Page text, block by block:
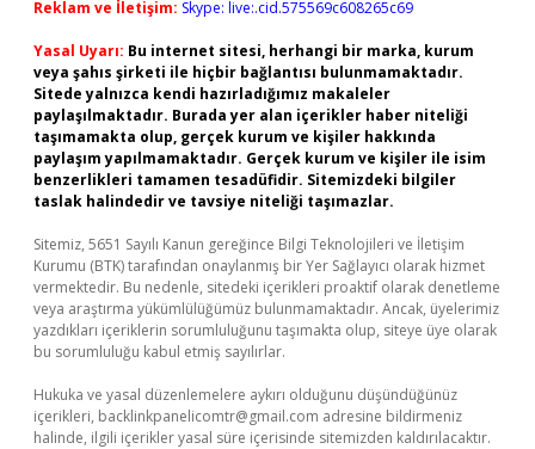
Reklam ve İletişim: Skype: live:.cid.575569c608265c69
Yasal Uyarı: Bu internet sitesi, herhangi bir marka, kurum
veya şahıs şirketi ile hiçbir bağlantısı bulunmamaktadır.
Sitede yalnızca kendi hazırladığımız makaleler
paylaşılmaktadır. Burada yer alan içerikler haber niteliği
taşımamakta olup, gerçek kurum ve kişiler hakkında
paylaşım yapılmamaktadır. Gerçek kurum ve kişiler ile isim
benzerlikleri tamamen tesadüfidir. Sitemizdeki bilgiler
taslak halindedir ve tavsiye niteliği taşımazlar.
Sitemiz, 5651 Sayılı Kanun gereğince Bilgi Teknolojileri ve İletişim
Kurumu (BTK) tarafından onaylanmış bir Yer Sağlayıcı olarak hizmet
vermektedir. Bu nedenle, sitedeki içerikleri proaktif olarak denetleme
veya araştırma yükümlülüğümüz bulunmamaktadır. Ancak, üyelerimiz
yazdıkları içeriklerin sorumluluğunu taşımakta olup, siteye üye olarak
bu sorumluluğu kabul etmiş sayılırlar.
Hukuka ve yasal düzenlemelere aykırı olduğunu düşündüğünüz
içerikleri, backlinkpanelicomtr@gmail.com adresine bildirmeniz
halinde, ilgili içerikler yasal süre içerisinde sitemizden kaldırılacaktır.